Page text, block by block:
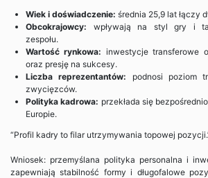
Wiek i doświadczenie: średnia 25,9 lat łączy
Obcokrajowcy: wpływają na styl gry i
zespołu.
Wartość rynkowa: inwestycje transferowe
oraz presję na sukcesy.
Liczba reprezentantów: podnosi poziom
zwycięzców.
Polityka kadrowa: przekłada się
Europie.
“Profil kadry to filar utrzymywania topowej
Wniosek: przemyślana polityka personalna i
zapewniają stabilność formy i długofalowe